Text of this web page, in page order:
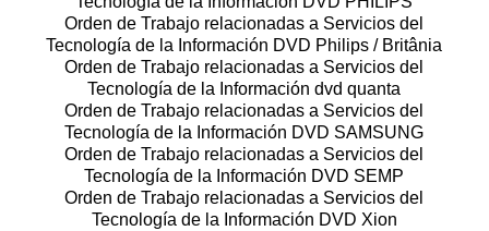
Orden de Trabajo relacionadas a Servicios del
Tecnología de la Información DVD Philips / Britânia
Orden de Trabajo relacionadas a Servicios del
Tecnología de la Información dvd quanta
Orden de Trabajo relacionadas a Servicios del
Tecnología de la Información DVD SAMSUNG
Orden de Trabajo relacionadas a Servicios del
Tecnología de la Información DVD SEMP
Orden de Trabajo relacionadas a Servicios del
Tecnología de la Información DVD Xion